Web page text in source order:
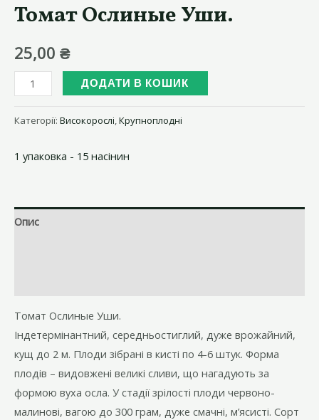
Томат Ослиные Уши.
25,00 ₴
Томат
Ослиные
Уши.
ДОДАТИ В КОШИК
Категорії: Високорослі,Крупноплодні
1 упаковка - 15 насінин
Опис
Томат Ослиные Уши.
Індетермінантний, середньостиглий, дуже врожайний,
кущ до 2 м. Плоди зібрані в кисті по 4-6 штук. Форма
плодів – видовжені великі сливи, що нагадують за
формою вуха осла. У стадії зрілості плоди червоно-
малинові, вагою до 300 грам, дуже смачні, м’ясисті. Сорт